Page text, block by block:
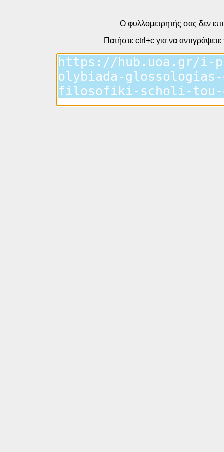
Ο φυλλομετρητής σας δεν
Πατήστε ctrl+c για να